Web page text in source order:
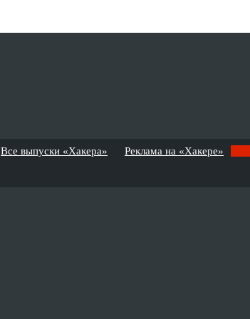
Все выпуски «Хакера» Реклама на «Хакере»